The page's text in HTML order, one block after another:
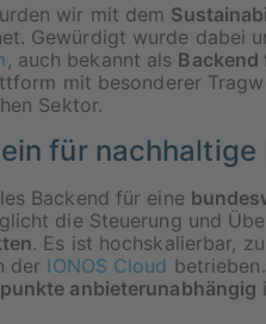
wir mit dem
Gewürdigt wurde dabei
, auch bekannt als Backend
mit besonderer
Sektor.
für
Backend für eine
die Steuerung und
. Es ist hochskalierbar,
der IONOS Cloud
anbieterunabhängig